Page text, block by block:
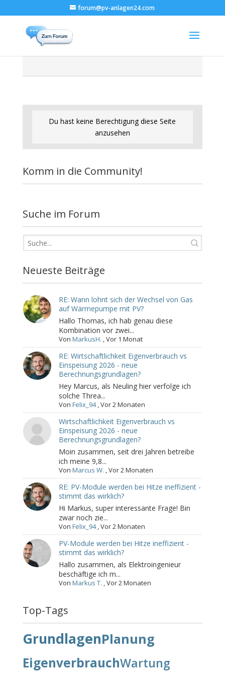
forum@pv-anlagen24.com
Du hast keine Berechtigung diese Seite
anzusehen
Komm in die Community!
Suche im Forum
Neueste Beiträge
RE: Wann lohnt sich der Wechsel von Gas
auf Wärmepumpe mit PV?
Hallo Thomas, ich hab genau diese
Kombination vor zwei...
VonMarkusH. ,Vor 1 Monat
RE: Wirtschaftlichkeit Eigenverbrauch vs
Einspeisung 2026 - neue
Berechnungsgrundlagen?
Hey Marcus, als Neuling hier verfolge ich
solche Threa...
VonFelix_94,Vor 2 Monaten
Wirtschaftlichkeit Eigenverbrauch vs
Einspeisung 2026 - neue
Berechnungsgrundlagen?
Moin zusammen, seit drei Jahren betreibe
ich meine 9,8...
VonMarcus W. ,Vor 2 Monaten
RE: PV-Module werden bei Hitze ineffizient -
stimmt das wirklich?
Hi Markus, super interessante Frage! Bin
zwar noch zie...
VonFelix_94,Vor 2 Monaten
PV-Module werden bei Hitze ineffizient -
stimmt das wirklich?
Hallo zusammen, als Elektroingenieur
beschäftige ich m...
VonMarkus T. ,Vor 2 Monaten
Top-Tags
GrundlagenPlanung
EigenverbrauchWartung